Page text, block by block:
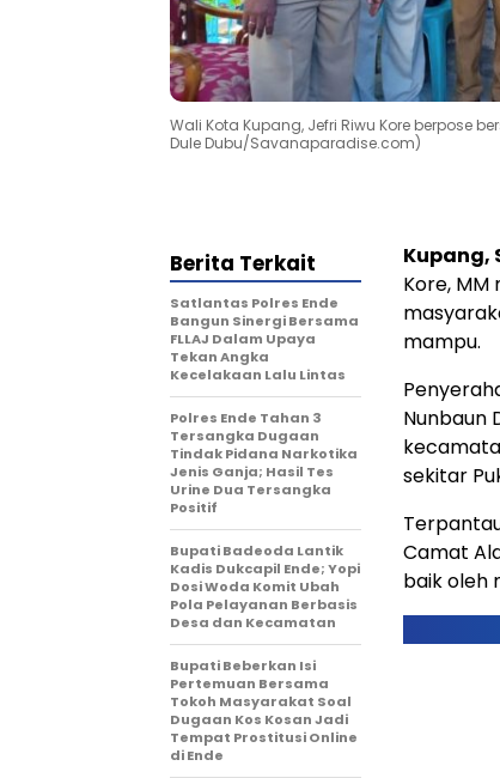
Wali Kota Kupang, Jefri Riwu Kore berpose
Dule Dubu/Savanaparadise.com)
Kupang,
Kore,
mampu.
Nunbaun
sekitar
Camat
baik oleh
Berita Terkait
Satlantas Polres Ende
Bangun Sinergi Bersama
FLLAJ Dalam Upaya
Tekan Angka
Kecelakaan Lalu Lintas
Polres Ende Tahan 3
Tersangka Dugaan
Tindak Pidana Narkotika
Jenis Ganja; Hasil Tes
Urine Dua Tersangka
Positif
Bupati Badeoda Lantik
Kadis Dukcapil Ende; Yopi
Dosi Woda Komit Ubah
Pola Pelayanan Berbasis
Desa dan Kecamatan
Bupati Beberkan Isi
Pertemuan Bersama
Tokoh Masyarakat Soal
Dugaan Kos Kosan Jadi
Tempat Prostitusi Online
di Ende